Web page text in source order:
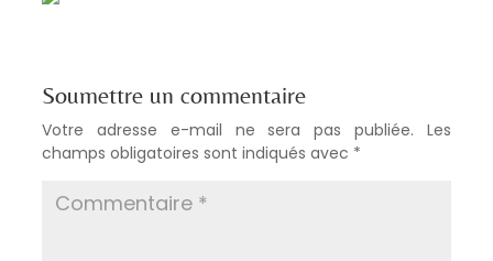
Soumettre un commentaire
Votre adresse e-mail ne sera pas publiée.
Les
champs obligatoires sont indiqués avec *